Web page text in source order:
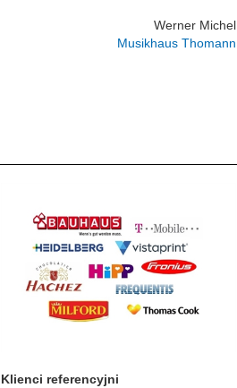
Werner Michel
Musikhaus Thomann
Klienci referencyjni